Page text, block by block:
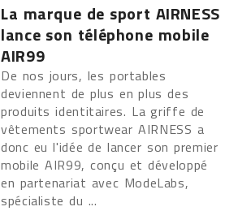
La marque de sport AIRNESS
lance son téléphone mobile
AIR99
De nos jours, les portables
deviennent de plus en plus des
produits identitaires. La griffe de
vêtements sportwear AIRNESS a
donc eu l'idée de lancer son premier
mobile AIR99, conçu et développé
en partenariat avec ModeLabs,
spécialiste du ...